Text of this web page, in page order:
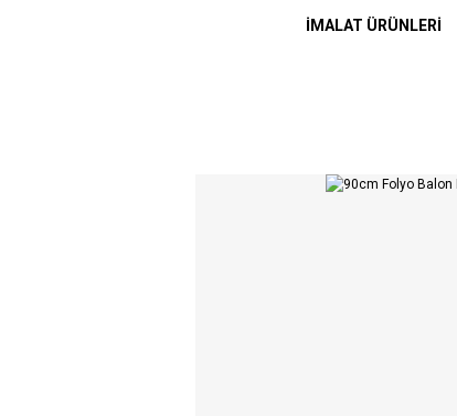
İMALAT ÜRÜNLERİ